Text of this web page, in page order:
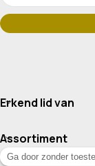
Erkend lid van
Assortiment